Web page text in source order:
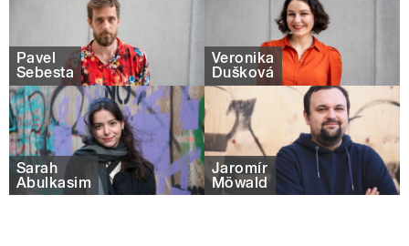
Pavel
Šebesta
Veronika
Dušková
Sarah
Abulkasim
Jaromír
Möwald